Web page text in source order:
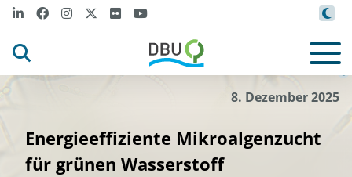
NNehr
ing von Get t
m
ages S i
gnature
8. Dezember 2025
Energieeffiziente Mikroalgenzucht
für grünen Wasserstoff